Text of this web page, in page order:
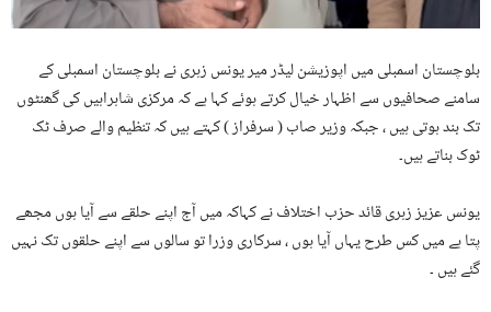
بلوچستان اسمبلی میں اپوزیشن لیڈر میر یونس زہری نے بلوچستان اسمبلی کے
سامنے صحافیوں سے اظہار خیال کرتے ہوئے کہا ہے کہ مرکزی شاہراہیں کی گھنٹوں
تک بند ہوتی ہیں ، جبکہ وزیر صاب ( سرفراز ) کہتے ہیں کہ تنظیم والے صرف ٹک
ٹوک بناتے ہیں۔
یونس عزیز زہری قائد حزب اختلاف نے کہاکہ میں آج اپنے حلقے سے آیا ہوں مجھے
پتا ہے میں کس طرح یہاں آیا ہوں ، سرکاری وزرا تو سالوں سے اپنے حلقوں تک نہیں
گئے ہیں ۔